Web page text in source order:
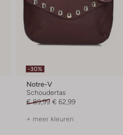
-30%
Notre-V
Schoudertas
€ 89,99 € 62,99
+ meer kleuren